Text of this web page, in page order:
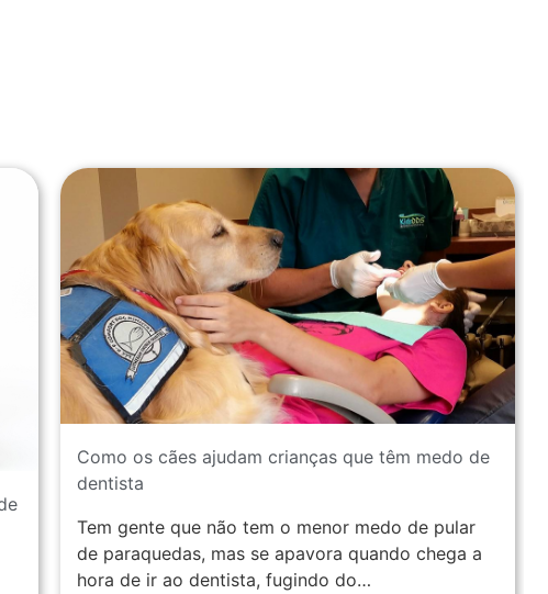
Identificando seu cão: qual o método mais
apropriado?
A identificação dos cães é um assunto
aparentemente simples, mas que pode se
transformar numa dúvida cruel se você não